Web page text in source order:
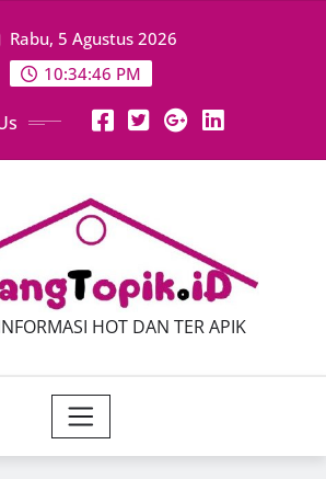
Rabu, 5 Agustus 2026
10:34:48 PM
HOT DAN TER APIK